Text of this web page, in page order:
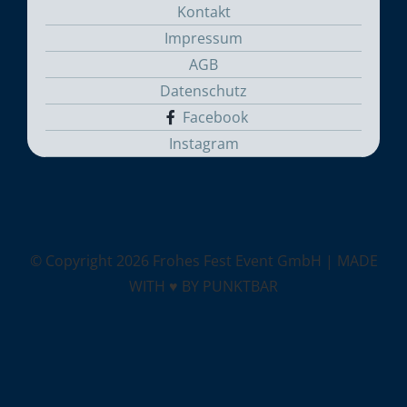
Kontakt
Impressum
AGB
Datenschutz
Facebook
Instagram
© Copyright 2026 Frohes Fest Event GmbH | MADE
WITH ♥ BY PUNKTBAR